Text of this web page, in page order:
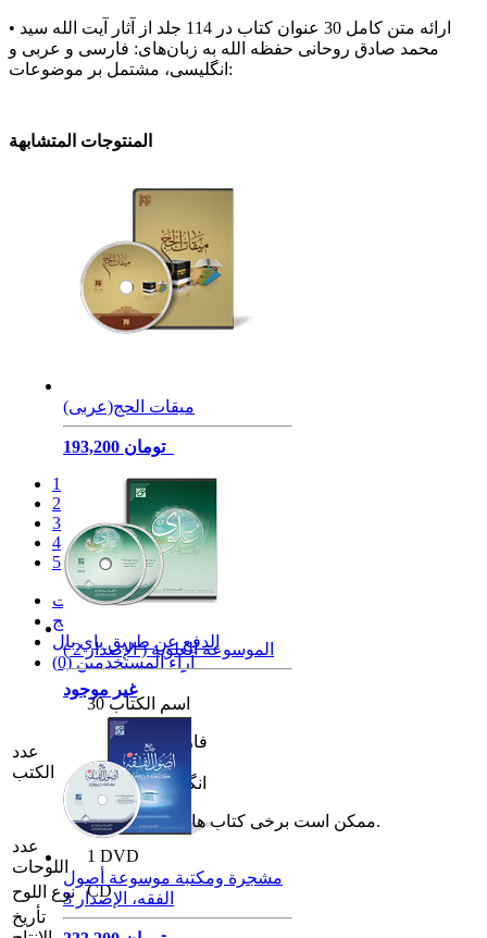
• ارائه متن کامل 30 عنوان کتاب در 114 جلد از آثار آیت الله سید
محمد صادق روحانی حفظه الله به زبان‌های: فارسی و عربی و
انگلیسی، مشتمل بر موضوعات:
المنتوجات المتشابهة
میقات الحج(عربی)
193,200 تومان
الموسوعة العلوية ( الإصدار 2 )
غير موجود
مشجرة ومكتبة موسوعة أصول
الفقه، الإصدار 3
1
2
3
4
5
المواصفات
تحميل البرنامج
الدفع عن طريق باي بال
آراء المستخدمين (0)
عدد
الكتب
30 اسم الكتاب
فارسی: 13
عربی: 8
انگلیسی: 2
ممکن است برخی کتاب ها چندزبانه باشند.
عدد
اللوحات
1 DVD
نوع اللوح
CD
تأريخ